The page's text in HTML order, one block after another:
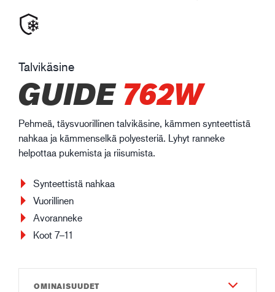
Talvikäsine
GUIDE762W
Pehmeä, täysvuorillinen talvikäsine, kämmen synteettistä
nahkaa ja kämmenselkä polyesteriä. Lyhyt ranneke
helpottaa pukemista ja riisumista.
Synteettistä nahkaa
Vuorillinen
Avoranneke
Koot 7–11
OMINAISUUDET